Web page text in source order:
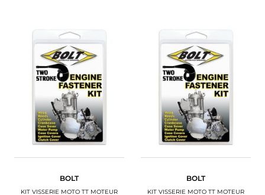
BOLT
KIT VISSERIE MOTO TT MOTEUR
BOLT
KIT VISSERIE MOTO TT MOTEUR